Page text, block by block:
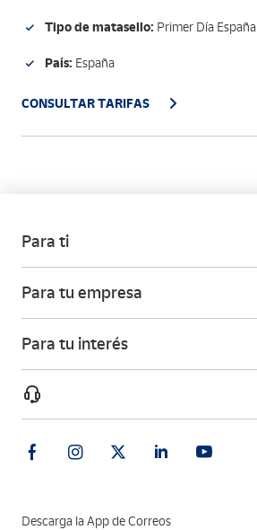
Oct. 97
Tipo de matasello: Primer Día España
País: España
CONSULTAR TARIFAS
Para ti
Para tu empresa
Para tu interés
Descarga la App de Correos